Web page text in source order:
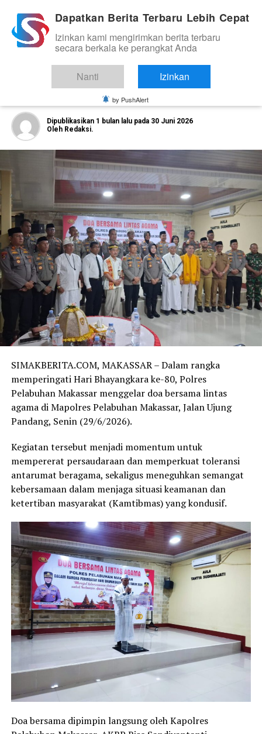
NASIONAL
Polres Pelabuhan Makassar Gelar Doa
Bersama Lintas Agama Peringati Hari
Bhayangkara ke-80
Dipublikasikan 1 bulan lalu pada 30 Juni 2026
Oleh Redaksi.
SIMAKBERITA.COM, MAKASSAR – Dalam rangka
memperingati Hari Bhayangkara ke-80, Polres
Pelabuhan Makassar menggelar doa bersama lintas
agama di Mapolres Pelabuhan Makassar, Jalan Ujung
Pandang, Senin (29/6/2026).
Kegiatan tersebut menjadi momentum untuk
mempererat persaudaraan dan memperkuat toleransi
antarumat beragama, sekaligus meneguhkan semangat
kebersamaan dalam menjaga situasi keamanan dan
ketertiban masyarakat (Kamtibmas) yang kondusif.
Doa bersama dipimpin langsung oleh Kapolres
Dapatkan Berita Terbaru Lebih Cepat
Izinkan kami mengirimkan berita terbaru
secara berkala ke perangkat Anda
Nanti Izinkan
by PushAlert